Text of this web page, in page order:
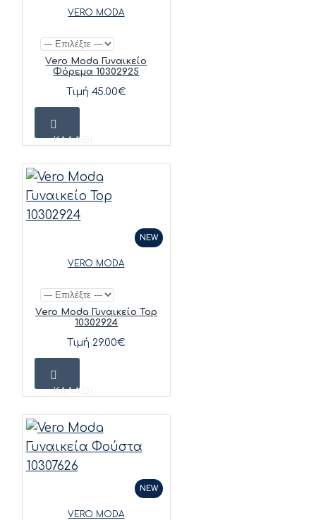
VERO MODA
Vero Moda Γυναικείο
Φόρεμα 10302925
Τιμή 45.00€
ΚΑΛΆΘΙ
NEW
VERO MODA
Vero Moda Γυναικείο Top
10302924
Τιμή 29.00€
ΚΑΛΆΘΙ
NEW
VERO MODA